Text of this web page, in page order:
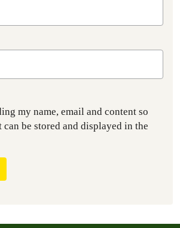
my name, email and content so
can be stored and displayed in the